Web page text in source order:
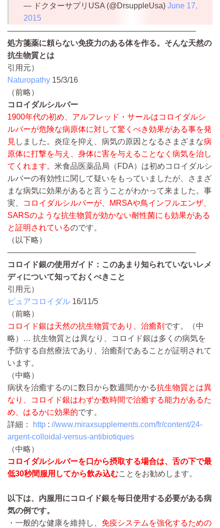
— ドクターサプリUSA (@DrsuppleUsa) June 17,
2015
————————————————————————
処方箋薬に頼らない免疫力のある体を作る。そんな天然の
抗生物質とは
引用元）
Naturopathy 15/3/16
（前略）
コロイダルシルバー
1900年代の初め、アルフレッド・サールはコロイダルシ
ルバーが危険な病原体に対して驚くべき効果がある事を発
見 しました。炎症を抑え、病気の原因となるさまざまな病
原体に打撃を与え、身体に害を与えることなく病気を治し
てくれます。 米食品医薬品局（FDA）は初めコロイダルシ
ルバーの有効性に関して疑いをもっていましたが、さまざ
まな病気に効果があると言うことがわかって来ました。事
実、
コロイダルシルバーが、MRSAや鳥インフルエンザ、
SARSのような抗生物質が効かない耐性菌にも効果がある
と証明されているのです。
（以下略）
————————————————————————
コロイド銀の使用ガイド：このあまり知られていないレメ
ディについて知っておくべきこと
引用元）
ピュアコロイダル 16/11/5
（前略）
コロイド銀は天然の抗生物質であり、治癒剤 です。
（中
略）… 抗生物質とは異なり、コロイド銀は多くの病気を
予防する自然療法であり、治癒剤であることが証明されて
います。
（中略）
病状を治癒するのに数日から数週間かかる抗生物質とは異
なり、コロイド銀はわずか数時間で治癒する能力があるた
め、はるかに効果的です。
詳細：
http : //www.miraxsupplements.com/fr/content/24-
argent-colloidal-versus-antibiotiques
（中略）
コロイダルシルバーを口から摂取する場合は、舌の下で最
低30秒間服用してから飲み込むことをお勧めします。
以下は、内服用にコロイド銀を毎日使用する必要がある病
気の例です。
・一般的な健康を維持し、 免疫システムを強化するための